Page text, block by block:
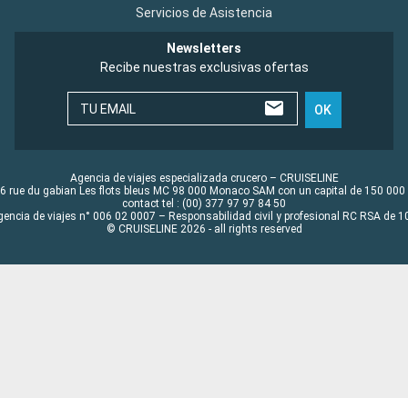
Servicios de Asistencia
Newsletters
Recibe nuestras exclusivas ofertas
TU EMAIL OK
Agencia de viajes especializada crucero – CRUISELINE
rue du gabian Les flots bleus MC 98 000 Monaco SAM con un capital de 150 000
contact tel : (00) 377 97 97 84 50
de viajes n° 006 02 0007 – Responsabilidad civil y profesional RC RSA de
© CRUISELINE 2026 - all rights reserved